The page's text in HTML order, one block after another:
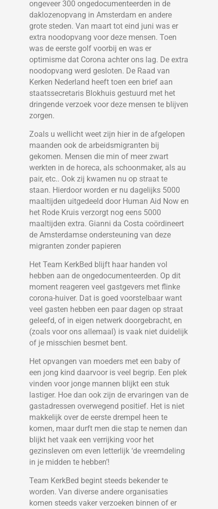
ongeveer 300 ongedocumenteerden in de
daklozenopvang in Amsterdam en andere
grote steden. Van maart tot eind juni was er
extra noodopvang voor deze mensen. Toen
was de eerste golf voorbij en was er
optimisme dat Corona achter ons lag. De extra
noodopvang werd gesloten. De Raad van
Kerken Nederland heeft toen een brief aan
staatssecretaris Blokhuis gestuurd met het
dringende verzoek voor deze mensen te blijven
zorgen.
Zoals u wellicht weet zijn hier in de afgelopen
maanden ook de arbeidsmigranten bij
gekomen. Mensen die min of meer zwart
werkten in de horeca, als schoonmaker, als au
pair, etc.. Ook zij kwamen nu op straat te
staan. Hierdoor worden er nu dagelijks 5000
maaltijden uitgedeeld door Human Aid Now en
het Rode Kruis verzorgt nog eens 5000
maaltijden extra. Gianni da Costa coördineert
de Amsterdamse ondersteuning van deze
migranten zonder papieren
Het Team KerkBed blijft haar handen vol
hebben aan de ongedocumenteerden. Op dit
moment reageren veel gastgevers met flinke
corona-huiver. Dat is goed voorstelbaar want
veel gasten hebben een paar dagen op straat
geleefd, of in eigen netwerk doorgebracht, en
(zoals voor ons allemaal) is vaak niet duidelijk
of je misschien besmet bent.
Het opvangen van moeders met een baby of
een jong kind daarvoor is veel begrip. Een plek
vinden voor jonge mannen blijkt een stuk
lastiger. Hoe dan ook zijn de ervaringen van de
gastadressen overwegend positief. Het is niet
makkelijk over de eerste drempel heen te
komen, maar durft men die stap te nemen dan
blijkt het vaak een verrijking voor het
gezinsleven om even letterlijk ‘de vreemdeling
in je midden te hebben’!
Team KerkBed begint steeds bekender te
worden. Van diverse andere organisaties
komen steeds vaker verzoeken binnen of er